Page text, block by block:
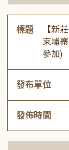
標題
【新
柬埔
參加)
發布單位
發佈時間